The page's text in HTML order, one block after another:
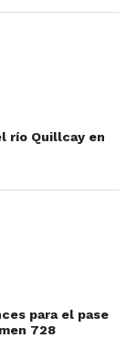
río Quillcay en
para el pase
728